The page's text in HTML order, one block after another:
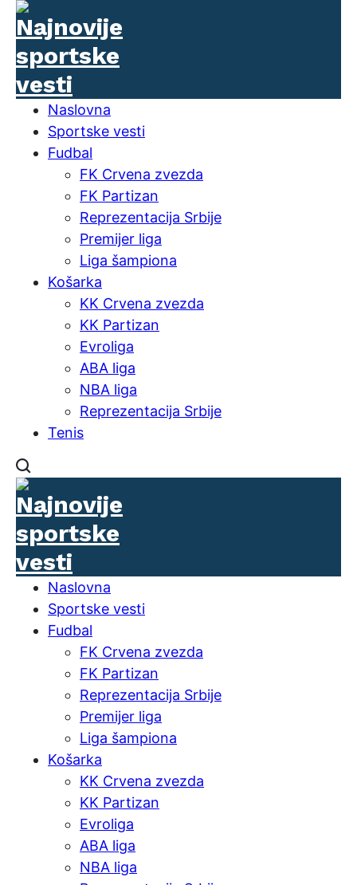
Naslovna
Sportske vesti
Fudbal
FK Crvena zvezda
FK Partizan
Reprezentacija Srbije
Premijer liga
Liga šampiona
Košarka
KK Crvena zvezda
KK Partizan
Evroliga
ABA liga
NBA liga
Reprezentacija Srbije
Tenis
Naslovna
Sportske vesti
Fudbal
FK Crvena zvezda
FK Partizan
Reprezentacija Srbije
Premijer liga
Liga šampiona
Košarka
KK Crvena zvezda
KK Partizan
Evroliga
ABA liga
NBA liga